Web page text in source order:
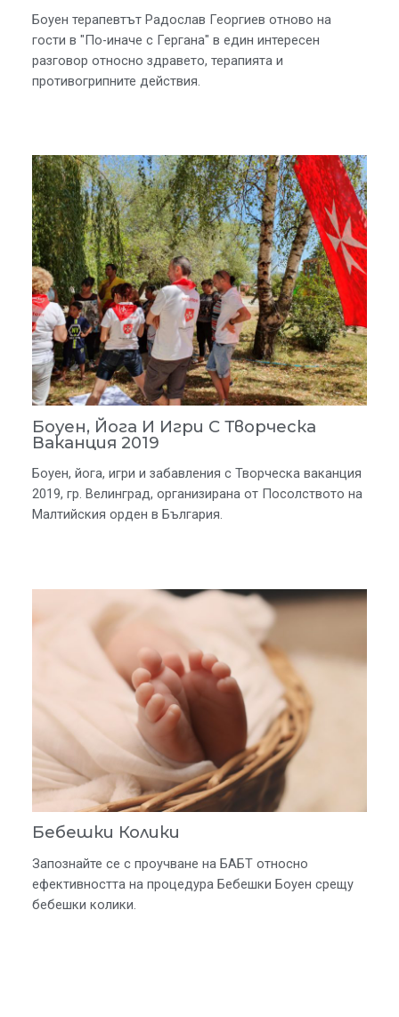
Боуен терапевтът Радослав Георгиев отново на
гости в "По-иначе с Гергана" в един интересен
разговор относно здравето, терапията и
противогрипните действия.
Боуен, Йога И Игри С Творческа
Ваканция 2019
Боуен, йога, игри и забавления с Творческа ваканция
2019, гр. Велинград, организирана от Посолството на
Малтийския орден в България.
Бебешки Колики
Запознайте се с проучване на БАБТ относно
ефективността на процедура Бебешки Боуен срещу
бебешки колики.